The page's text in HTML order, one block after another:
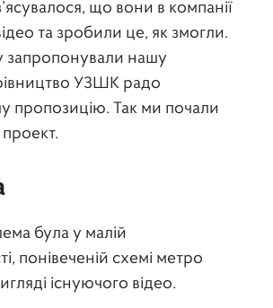
що вони в компанії
та зробили це, як змогли.
запропонували нашу
УЗШК радо
пропозицію. Так ми почали
була у малій
понівеченій схемі метро
існуючого відео.